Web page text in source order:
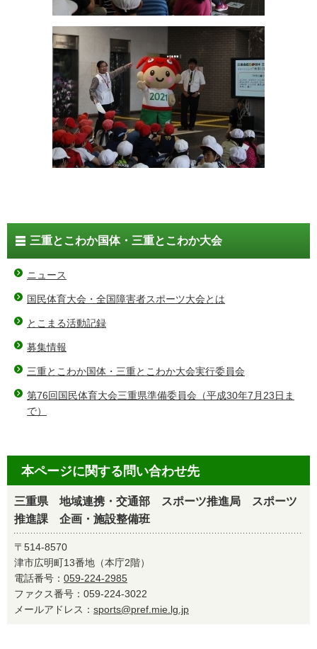
三重とこわか国体・三重とこわか大会
ニュース
国民体育大会・全国障害者スポーツ大会とは
とこまる活動記録
募集情報
三重とこわか国体・三重とこわか大会実行委員会
第76回国民体育大会三重県準備委員会（平成30年7月23日ま
で）
本ページに関する問い合わせ先
三重県 地域連携・交通部 スポーツ推進局 スポーツ
推進課 企画・施設整備班
〒514-8570
津市広明町13番地（本庁2階）
電話番号： 059-224-2985
ファクス番号：059-224-3022
メールアドレス： sports@pref.mie.lg.jp